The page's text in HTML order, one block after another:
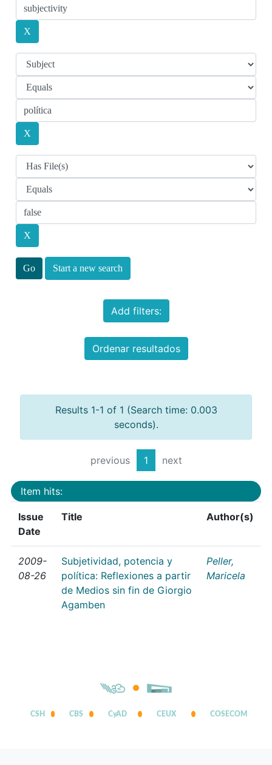
Start a new search
Add filters:
Ordenar resultados
Results 1-1 of 1 (Search time: 0.003
seconds).
previous 1 next
Item hits:
Issue
Date
Title Author(s)
2009-
08-26
Subjetividad, potencia y
política: Reflexiones a partir
de Medios sin fin de Giorgio
Agamben
Peller,
Maricela
CSH CBS CyAD CEUX COSECOM